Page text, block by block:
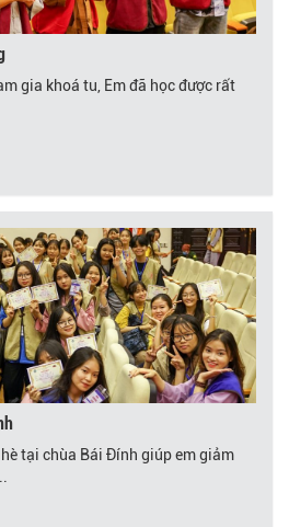
gia khoá tu, Em đã học được rất
tại chùa Bái Đính giúp em giảm